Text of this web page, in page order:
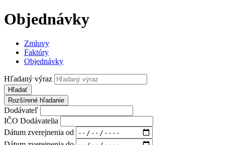
Objednávky
Zmluvy
Faktúry
Objednávky
Hľadaný výraz
Hľadať
Rozšírené hľadanie
Dodávateľ
IČO Dodávatelia
Dátum zverejnenia od